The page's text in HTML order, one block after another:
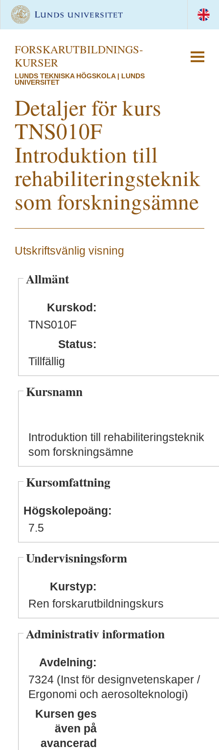
FORSKAR­UTBILDNINGS­
KURSER
LUNDS TEKNISKA HÖGSKOLA | LUNDS
UNIVERSITET
Detaljer för kurs
TNS010F
Introduktion till
rehabiliteringsteknik
som forskningsämne
Utskriftsvänlig visning
Allmänt
Kurskod:
TNS010F
Status:
Tillfällig
Kursnamn
Introduktion till rehabiliteringsteknik
som forskningsämne
Kursomfattning
Högskolepoäng:
7.5
Undervisningsform
Kurstyp:
Ren forskarutbildningskurs
Administrativ information
Avdelning:
7324 (Inst för designvetenskaper /
Ergonomi och aerosolteknologi)
Kursen ges
även på
avancerad